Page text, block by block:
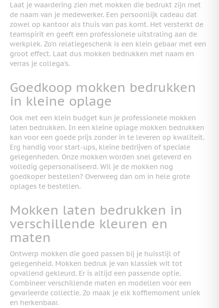
Laat je waardering zien met mokken die bedrukt zijn met
de naam van je medewerker. Een persoonlijk cadeau dat
zowel op kantoor als thuis van pas komt. Het versterkt de
teamspirit en geeft een professionele uitstraling aan de
werkplek. Zo'n relatiegeschenk is een klein gebaar met een
groot effect. Laat dus mokken bedrukken met naam en
verras je collega's.
Goedkoop mokken bedrukken
in kleine oplage
Ook met een klein budget kun je professionele mokken
laten bedrukken. In een kleine oplage mokken bedrukken
kan voor een goede prijs zonder in te leveren op kwaliteit.
Erg handig voor start-ups, kleine bedrijven of speciale
gelegenheden. Onze mokken worden snel geleverd en
volledig gepersonaliseerd. Wil je de mokken nog
goedkoper bestellen? Overweeg dan om in hele grote
oplages te bestellen.
Mokken laten bedrukken in
verschillende kleuren en
maten
Ontwerp mokken die goed passen bij je huisstijl of
gelegenheid. Mokken bedruk je van klassiek wit tot
opvallend gekleurd. Er is altijd een passende optie.
Combineer verschillende maten en modellen voor een
gevarieerde collectie. Zo maak je elk koffiemoment uniek
en herkenbaar.